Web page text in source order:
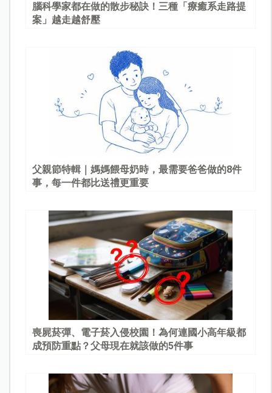
腦科學家都在做的散步秘訣！三種「療癒系走路提
案」越走越舒壓
父親節特輯｜媽媽餵母奶時，最需要爸爸做的8件
事，每一件都比送禮更重要
喪屍菸彈、電子菸入侵校園！為何連國小高年級都
成預防重點？父母現在就該做的5件事